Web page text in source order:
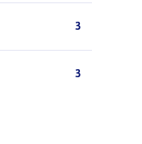
3
3